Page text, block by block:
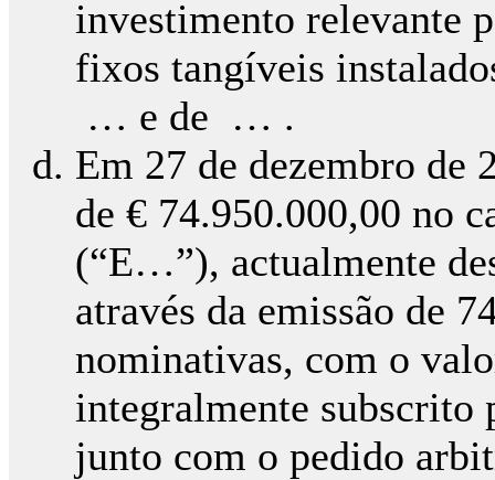
investimento relevante
fixos tangíveis
… e de … .
Em 27 de dezembro de
de € 74.950.000,00 no
(“E…”), actualmente
através da emissão de
nominativas, com o
integralmente subscrito
junto com o pedido